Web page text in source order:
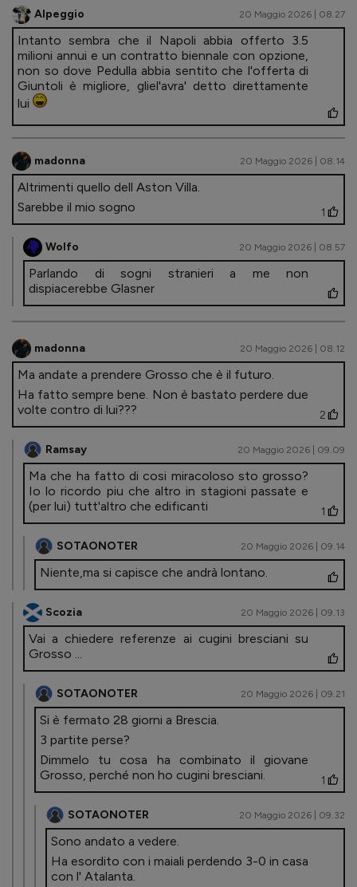
Alpeggio 20 Maggio 2026 | 08.27
Intanto sembra che il Napoli abbia offerto 3.5
milioni annui e un contratto biennale con opzione,
non so dove Pedulla abbia sentito che l'offerta di
Giuntoli è migliore, gliel'avra' detto direttamente
lui
madonna 20 Maggio 2026 | 08.14
Altrimenti quello dell Aston Villa.
Sarebbe il mio sogno
1
Wolfo 20 Maggio 2026 | 08.57
Parlando di sogni stranieri a me non
dispiacerebbe Glasner
madonna 20 Maggio 2026 | 08.12
Ma andate a prendere Grosso che è il futuro.
Ha fatto sempre bene. Non è bastato perdere due
volte contro di lui???
2
Ramsay 20 Maggio 2026 | 09.09
Ma che ha fatto di cosi miracoloso sto grosso?
Io lo ricordo piu che altro in stagioni passate e
(per lui) tutt'altro che edificanti
1
SOTAONOTER 20 Maggio 2026 | 09.14
Niente,ma si capisce che andrà lontano.
Scozia 20 Maggio 2026 | 09.13
Vai a chiedere referenze ai cugini bresciani su
Grosso ...
SOTAONOTER 20 Maggio 2026 | 09.21
Si è fermato 28 giorni a Brescia.
3 partite perse?
Dimmelo tu cosa ha combinato il giovane
Grosso, perché non ho cugini bresciani.
1
SOTAONOTER 20 Maggio 2026 | 09.32
Sono andato a vedere.
Ha esordito con i maiali perdendo 3-0 in casa
con l' Atalanta.